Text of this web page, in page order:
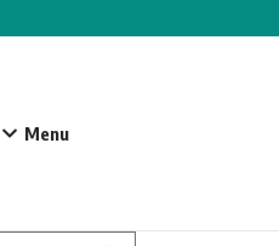
Menu